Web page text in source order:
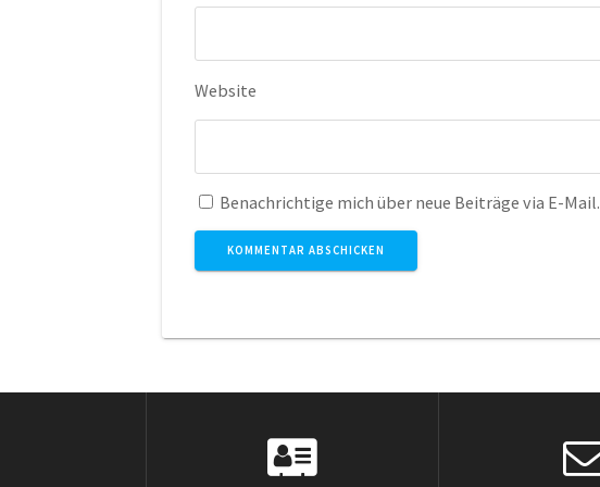
Website
Benachrichtige mich über neue Beiträge via E-Mail.